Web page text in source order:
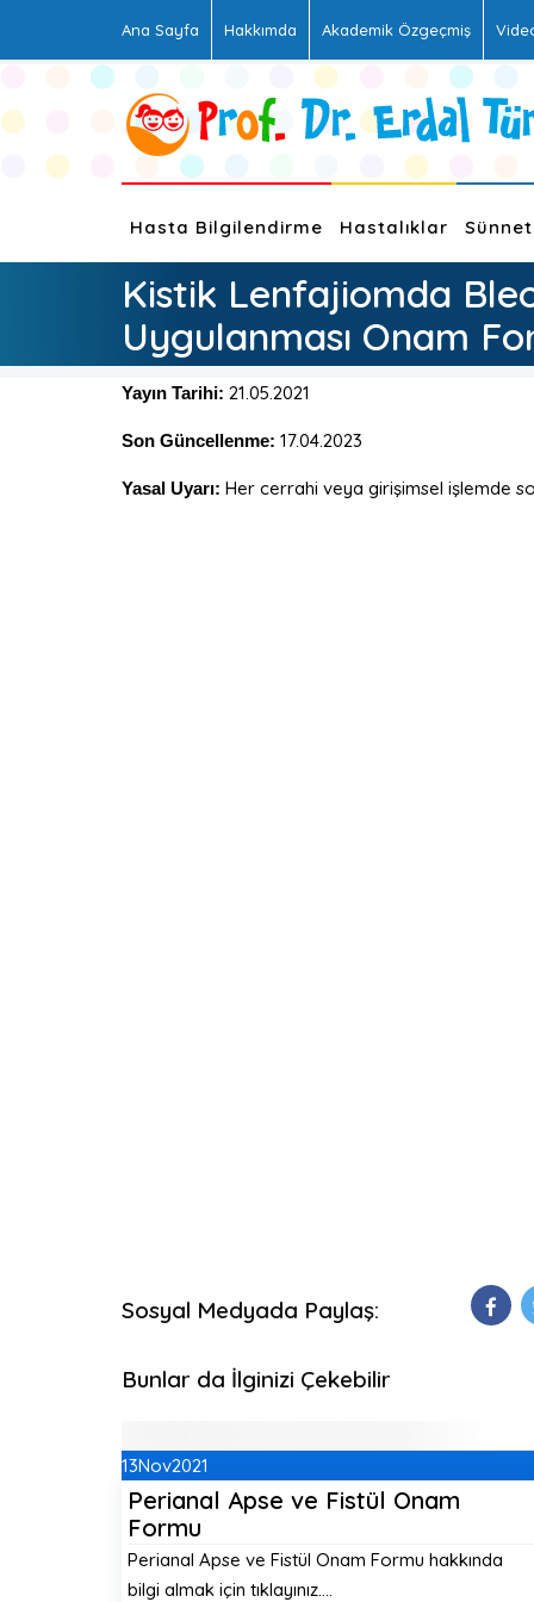
Ana Sayfa Hakkımda Akademik Özgeçmiş
Hasta Bilgilendirme Hastalıklar Sünnet
Kistik Lenfajiomda
Uygulanması Onam
Yayın Tarihi: 21.05.2021
Son Güncellenme: 17.04.2023
Yasal Uyarı: Her cerrahi veya girişimsel işlemde
Sosyal Medyada Paylaş:
Bunlar da İlginizi Çekebilir
13Nov2021
Perianal Apse ve Fistül Onam
Formu
Perianal Apse ve Fistül Onam Formu hakkında
bilgi almak için tıklayınız.…